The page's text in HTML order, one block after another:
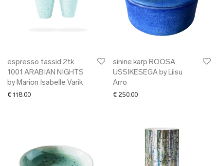
espresso tassid 2tk
1001 ARABIAN NIGHTS
by Marion Isabelle Varik
€ 118.00
sinine karp ROOSA
USSIKESEGA by Liisu
Arro
€ 250.00